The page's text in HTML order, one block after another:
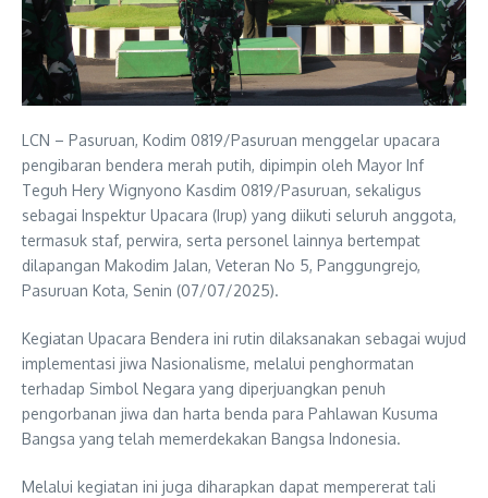
LCN – Pasuruan, Kodim 0819/Pasuruan menggelar upacara
pengibaran bendera merah putih, dipimpin oleh Mayor Inf
Teguh Hery Wignyono Kasdim 0819/Pasuruan, sekaligus
sebagai Inspektur Upacara (Irup) yang diikuti seluruh anggota,
termasuk staf, perwira, serta personel lainnya bertempat
dilapangan Makodim Jalan, Veteran No 5, Panggungrejo,
Pasuruan Kota, Senin (07/07/2025).
Kegiatan Upacara Bendera ini rutin dilaksanakan sebagai wujud
implementasi jiwa Nasionalisme, melalui penghormatan
terhadap Simbol Negara yang diperjuangkan penuh
pengorbanan jiwa dan harta benda para Pahlawan Kusuma
Bangsa yang telah memerdekakan Bangsa Indonesia.
Melalui kegiatan ini juga diharapkan dapat mempererat tali